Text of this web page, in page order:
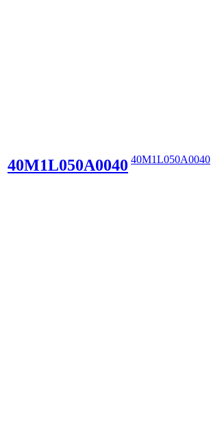
40M1L050A0040 40M1L050A0040